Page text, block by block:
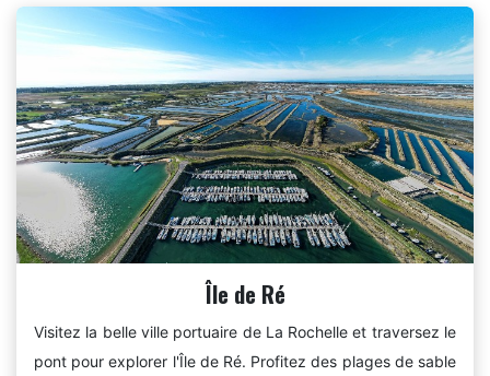
Île de Ré
Visitez la belle ville portuaire de La Rochelle et traversez le
pont pour explorer l'Île de Ré. Profitez des plages de sable